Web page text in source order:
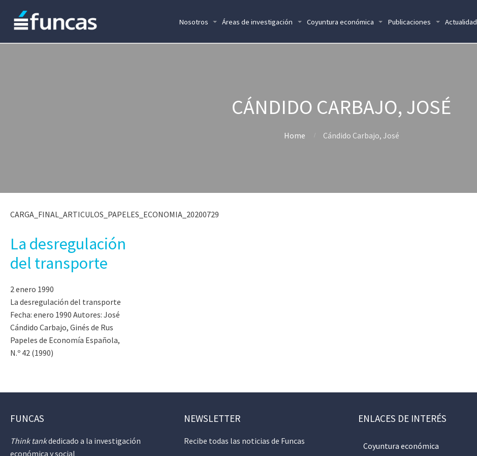
Nosotros Áreas de investigación Coyuntura económica Publicaciones Actualidad
CÁNDIDO CARBAJO, JOSÉ
Home Cándido Carbajo, José
CARGA_FINAL_ARTICULOS_PAPELES_ECONOMIA_20200729
La desregulación
del transporte
2 enero 1990
La desregulación del transporte
Fecha: enero 1990 Autores: José
Cándido Carbajo, Ginés de Rus
Papeles de Economía Española,
N.º 42 (1990)
FUNCAS
Think tankdedicado a la investigación
económica y social
NEWSLETTER
Recibe todas las noticias de Funcas
ENLACES DE INTERÉS
Coyuntura económica